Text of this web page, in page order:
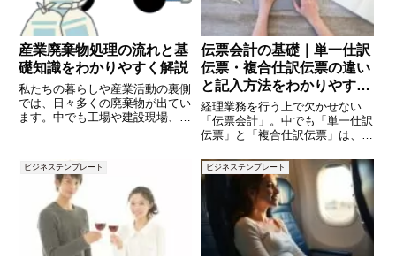
産業廃棄物処理の流れと基
礎知識をわかりやすく解説
私たちの暮らしや産業活動の裏側
では、日々多くの廃棄物が出てい
ます。中でも工場や建設現場、医
汚染や事故の原因になりかねませ
ん。この記事では、産業廃棄物と
は何か、その処理の流れや関係す
伝票会計の基礎｜単一仕訳
伝票・複合仕訳伝票の違い
と記入方法をわかりやすく
解説
経理業務を行う上で欠かせない
「伝票会計」。中でも「単一仕訳
伝票」と「複合仕訳伝票」は、取
です。ですが、簿記に慣れていな
い人にとっては「この取引は単一
仕訳？複合仕訳？」と戸惑うこと
も多いのではないでしょうか。本
記
ビジネステンプレート ビジネステンプレート